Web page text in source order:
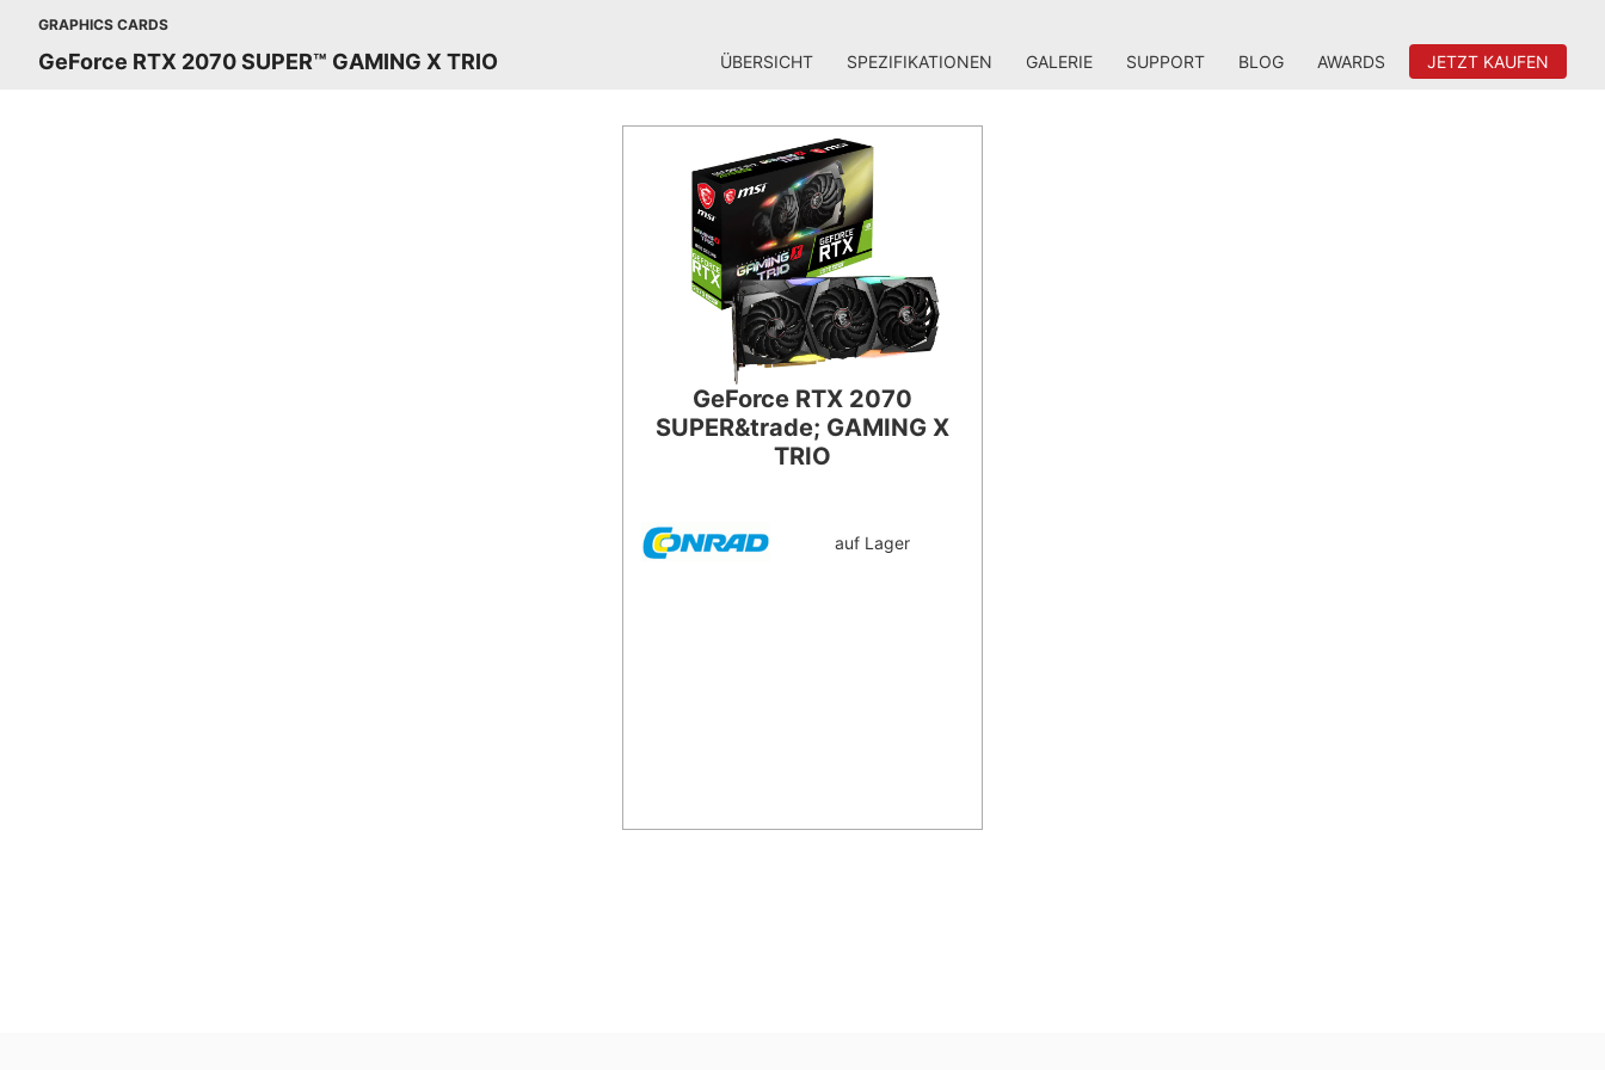
GRAPHICS CARDS
GeForce RTX 2070 SUPER™ GAMING X TRIO ÜBERSICHT SPEZIFIKATIONEN GALERIE SUPPORT BLOG AWARDS JETZT KAUFEN
GeForce RTX 2070
SUPER&trade; GAMING X
TRIO
auf Lager